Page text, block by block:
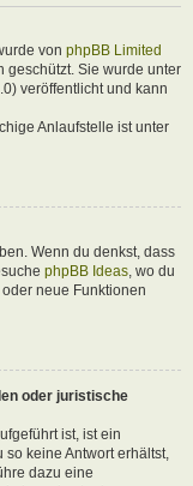
von phpBB Limited
geschützt. Sie wurde unter
veröffentlicht und kann
Anlaufstelle ist unter
Wenn du denkst, dass
phpBB Ideas , wo du
neue Funktionen
oder juristische
ist, ist ein
keine Antwort erhältst,
dazu eine